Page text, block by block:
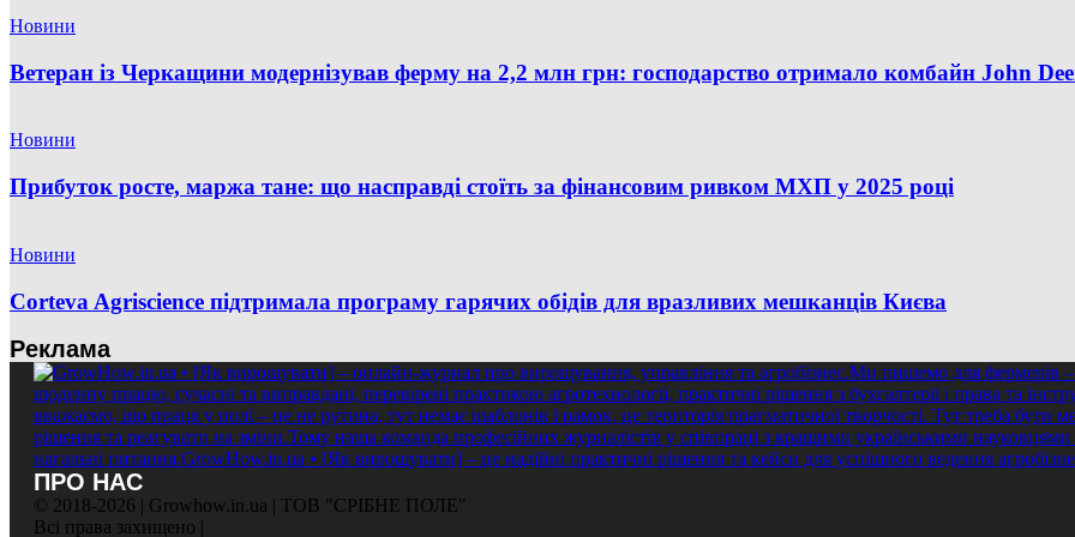
Новини
Ветеран із Черкащини модернізував ферму на 2,2 млн грн: господарство отримало комбайн John
Новини
Прибуток росте, маржа тане: що насправді стоїть за фінансовим ривком МХП у 2025 році
Новини
Corteva Agriscience підтримала програму гарячих обідів для вразливих мешканців Києва
Реклама
ПРО НАС
© 2018-2026 | Growhow.in.ua | ТОВ "СРІБНЕ ПОЛЕ"
Всі права захищено |